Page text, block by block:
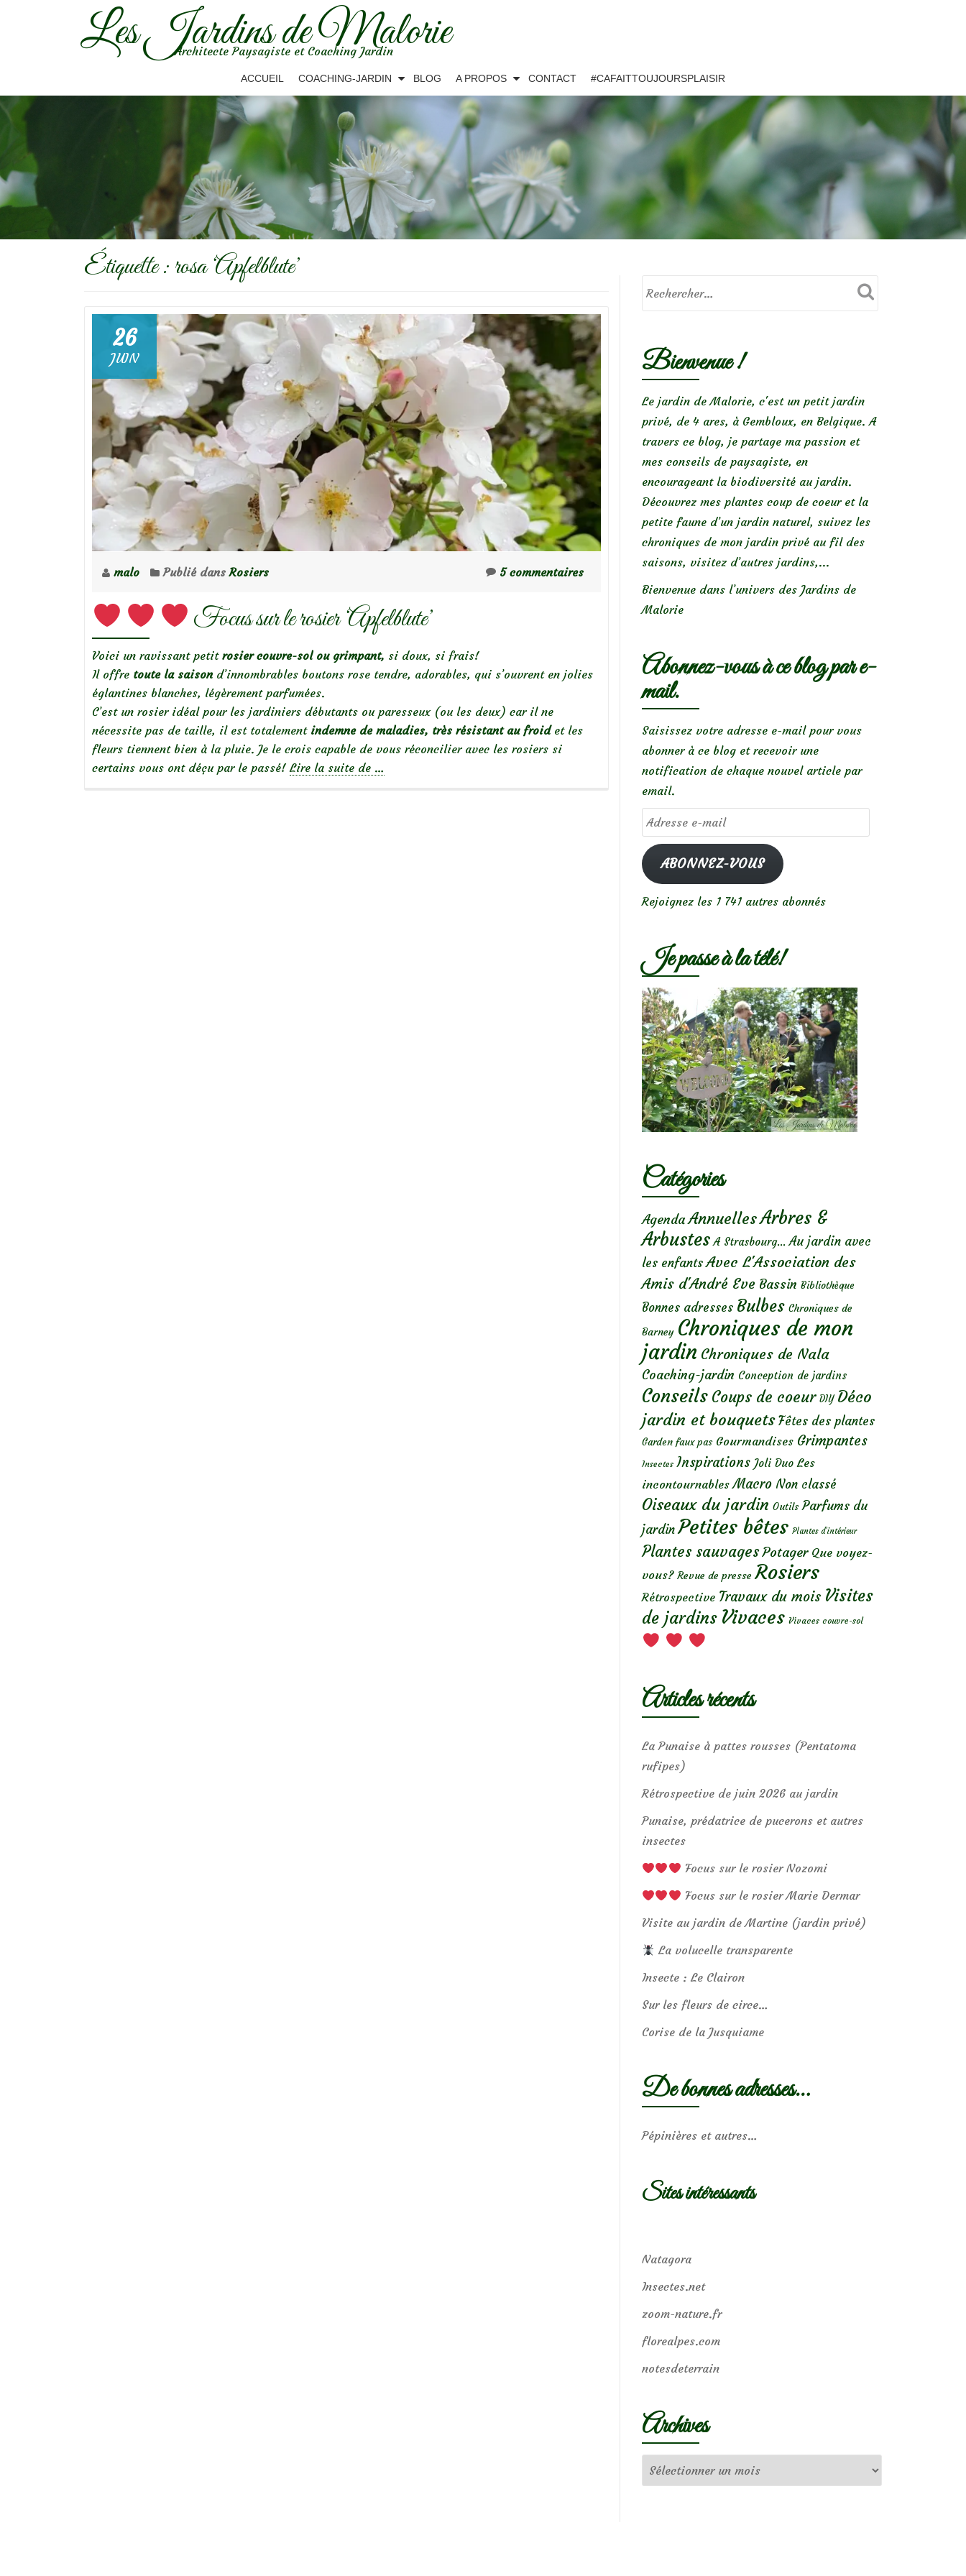
Les Jardins de Malorie
Architecte Paysagiste et Coaching Jardin
ACCUEIL COACHING-JARDIN BLOG A PROPOS CONTACT #CAFAITTOUJOURSPLAISIR
Étiquette : rosa ‘Apfelblute’
26
JUIN
malo Publié dansRosiers 5 commentaires
Focus sur le rosier ‘Apfelblute’
Voici un ravissant petit rosier couvre-sol ou grimpant, si doux, si frais!
Il offre toute la saisond’innombrables boutons rose tendre, adorables, qui s’ouvrent en jolies
églantines blanches, légèrement parfumées.
C’est un rosier idéal pour les jardiniers débutants ou paresseux (ou les deux) car il ne
nécessite pas de taille, il est totalement indemne de maladies, très résistant au froidet les
fleurs tiennent bien à la pluie. Je le crois capable de vous réconcilier avec les rosiers si
certains vous ont déçu par le passé! Lire la suite de à
…
Bienvenue !
Le jardin de Malorie, c'est un petit jardin
privé, de 4 ares, à Gembloux, en Belgique. A
travers ce blog, je partage ma passion et
mes conseils de paysagiste, en
encourageant la biodiversité au jardin.
Découvrez mes plantes coup de coeur et la
petite faune d’un jardin naturel, suivez les
chroniques de mon jardin privé au fil des
saisons, visitez d’autres jardins,...
Bienvenue dans l’univers des Jardins de
Malorie
Abonnez-vous à ce blog par e-
mail.
Saisissez votre adresse e-mail pour vous
abonner à ce blog et recevoir une
notification de chaque nouvel article par
email.
Adresse
e-
mailABONNEZ-VOUS
Rejoignez les 1 741 autres abonnés
Je passe à la télé!
Catégories
Agenda AnnuellesArbres &
Arbustes A Strasbourg... Au jardin avec
les enfants Avec L'Association des
Amis d'André Eve Bassin Bibliothèque
Bonnes adresses Bulbes Chroniques de
Barney Chroniques de mon
jardin Chroniques de Nala
Coaching-jardin Conception de jardins
Conseils Coups de coeur DIY Déco
jardin et bouquets Fêtes des plantes
Garden faux pas Gourmandises Grimpantes
Insectes Inspirations Joli Duo Les
incontournables Macro Non classé
Oiseaux du jardin Outils Parfums du
jardin Petites bêtes Plantes d’intérieur
Plantes sauvages Potager Que voyez-
vous? Revue de presse Rosiers
Rétrospective Travaux du mois Visites
de jardins Vivaces Vivaces couvre-sol
Articles récents
La Punaise à pattes rousses (Pentatoma
rufipes)
Rétrospective de juin 2026 au jardin
Punaise, prédatrice de pucerons et autres
insectes
Focus sur le rosier Nozomi
Focus sur le rosier Marie Dermar
Visite au jardin de Martine (jardin privé)
La volucelle transparente
Insecte : Le Clairon
Sur les fleurs de circe…
Corise de la Jusquiame
De bonnes adresses…
Pépinières et autres…
Sites intéressants
Natagora
Insectes.net
zoom-nature.fr
florealpes.com
notesdeterrain
Archives
Archives